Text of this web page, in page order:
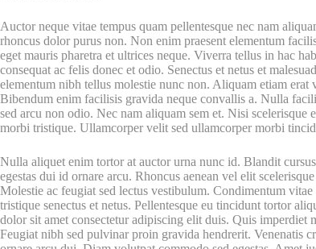
Auctor neque vitae tempus quam pellentesque nec nam
rhoncus dolor purus non. Non enim praesent elementum
eget mauris pharetra et ultrices neque. Viverra tellus in hac
consequat ac felis donec et odio. Senectus et netus et
elementum nibh tellus molestie nunc non. Aliquam etiam
Bibendum enim facilisis gravida neque convallis a. Nulla
sed arcu non odio. Nec nam aliquam sem et. Nisi
morbi tristique. Ullamcorper velit sed ullamcorper morbi
Nulla aliquet enim tortor at auctor urna nunc id. Blandit
egestas dui id ornare arcu. Rhoncus aenean vel elit
Molestie ac feugiat sed lectus vestibulum. Condimentum
tristique senectus et netus. Pellentesque eu tincidunt tortor
dolor sit amet consectetur adipiscing elit duis. Quis
Feugiat nibh sed pulvinar proin gravida hendrerit. Venenatis